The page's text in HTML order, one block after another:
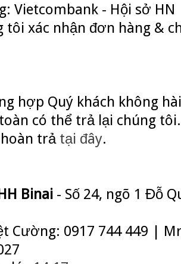
Vietcombank - Hội sở HN
tôi xác nhận đơn hàng &
hợp Quý khách không
có thể trả lại chúng
trả tại đây.
Binai - Số 24, ngõ 1 Đỗ
Cường: 0917 744 449 |